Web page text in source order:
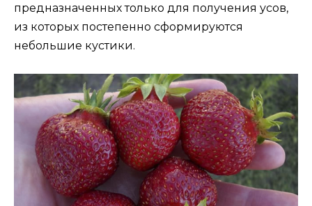
предназначенных только для получения усов,
из которых постепенно сформируются
небольшие кустики.